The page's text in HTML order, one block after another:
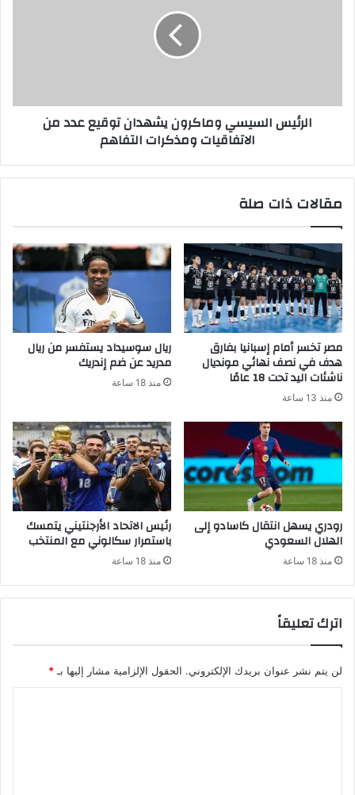
الرئيس السيسي وماكرون يشهدان توقيع عدد من
الاتفاقيات ومذكرات التفاهم
مقالات ذات صلة
مصر تخسر أمام إسبانيا بفارق
هدف في نصف نهائي مونديال
ناشئات اليد تحت 18 عامًا
منذ 13 ساعة
ريال سوسيداد يستفسر من ريال
مدريد عن ضم إندريك
منذ 18 ساعة
رودري يسهل انتقال كاسادو إلى
الهلال السعودي
منذ 18 ساعة
رئيس الاتحاد الأرجنتيني يتمسك
باستمرار سكالوني مع المنتخب
منذ 18 ساعة
اترك تعليقاً
لن يتم نشر عنوان بريدك الإلكتروني. الحقول الإلزامية مشار إليها بـ *